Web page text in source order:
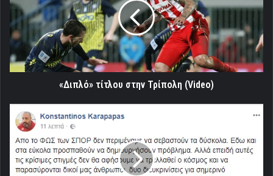
Τρίπολη
(Video)
«Διπλό» τίτλου στην Τρίπολη (Video)
Διευκρινίσεις
απο
Καραπαπά